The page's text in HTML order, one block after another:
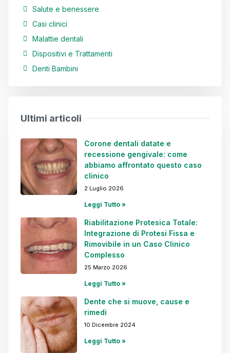
Salute e benessere
Casi clinici
Malattie dentali
Dispositivi e Trattamenti
Denti Bambini
Ultimi articoli
Corone dentali datate e
recessione gengivale: come
abbiamo affrontato questo caso
clinico
2 Luglio 2026
Leggi Tutto »
Riabilitazione Protesica Totale:
Integrazione di Protesi Fissa e
Rimovibile in un Caso Clinico
Complesso
25 Marzo 2026
Leggi Tutto »
Dente che si muove, cause e
rimedi
10 Dicembre 2024
Leggi Tutto »